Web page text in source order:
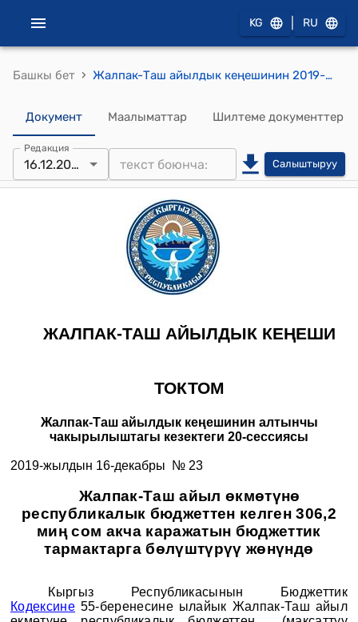
KG RU
Башкы бет › Жалпак-Таш айылдык кеңешинин 2019-жылдын 16-декабрындагы № 23 "Жалпак-Таш айыл өкмөтүнө республикалык бюджеттен келген 306,2 миң сом акча каражатын бюджеттик тармактарга бөлүштүрүү жөнүндө" токтому
Документ Маалыматтар Шилтеме документтер
Редакция
16.12.2019 Салыштыруу